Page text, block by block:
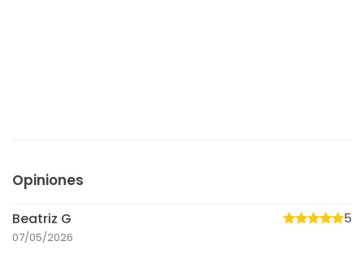
Opiniones
Beatriz G
07/05/2026
5